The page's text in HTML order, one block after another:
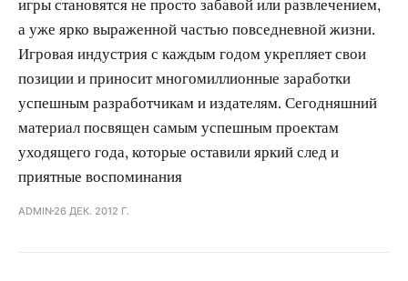
игры становятся не просто забавой или развлечением,
а уже ярко выраженной частью повседневной жизни.
Игровая индустрия с каждым годом укрепляет свои
позиции и приносит многомиллионные заработки
успешным разработчикам и издателям. Сегодняшний
материал посвящен самым успешным проектам
уходящего года, которые оставили яркий след и
приятные воспоминания
ADMIN 26 ДЕК. 2012 Г.